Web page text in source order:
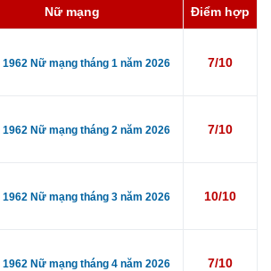
Nữ mạng Điểm hợp
Nữ mạng tháng 1 năm 2026 7/10
Nữ mạng tháng 2 năm 2026 7/10
Nữ mạng tháng 3 năm 2026 10/10
Nữ mạng tháng 4 năm 2026 7/10